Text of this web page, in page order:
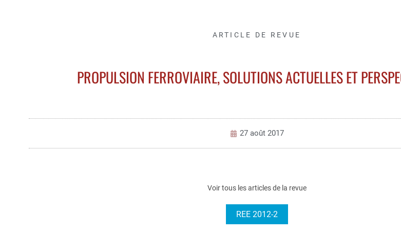
ARTICLE DE REVUE
PROPULSION FERROVIAIRE, SOLUTIONS ACTUELLES ET
27 août 2017
Voir tous les articles de la revue
REE 2012-2